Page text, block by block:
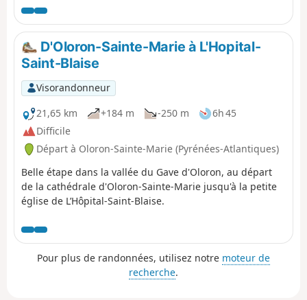
D'Oloron-Sainte-Marie à L'Hopital-
Saint-Blaise
Visorandonneur
21,65 km
+184 m -250 m
6h 45
Difficile
Départ à Oloron-Sainte-Marie (Pyrénées-Atlantiques)
Belle étape dans la vallée du Gave d'Oloron, au départ
de la cathédrale d'Oloron-Sainte-Marie jusqu'à la petite
église de L’Hôpital-Saint-Blaise.
Pour plus de randonnées, utilisez notre moteur de
recherche.